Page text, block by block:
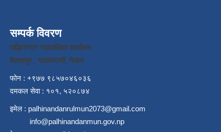
सम्पर्क विवरण
पाल्हिनन्दन गाउपालिका कार्यालय
बेलाशपुर , नवलपरासी, नेपाल
फोन : +९७७ ९८५७०४६०३६
दमकल सेवा : १०१, ५२०८७४
इमेल : palhinandanrulmun2073@gmail.com
info@palhinandanmun.gov.np